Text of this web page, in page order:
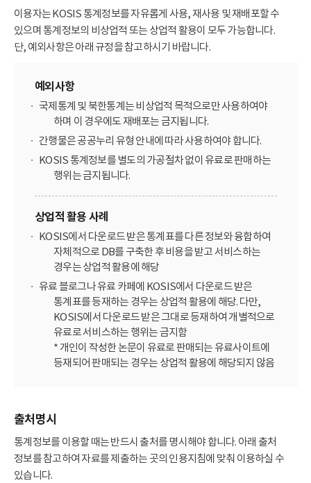
이용자는 KOSIS 통계정보를 자유롭게 사용, 재사용 및 재배포할 수
있으며 통계정보의 비상업적 또는 상업적 활용이 모두 가능합니다.
단, 예외사항은 아래 규정을 참고하시기 바랍니다.
예외사항
국제통계 및 북한통계는 비상업적 목적으로만 사용하여야
하며 이 경우에도 재배포는 금지됩니다.
간행물은 공공누리 유형 안내에 따라 사용하여야 합니다.
KOSIS 통계정보를 별도의 가공절차 없이 유료로 판매하는
행위는 금지됩니다.
상업적 활용 사례
KOSIS에서 다운로드 받은 통계표를 다른 정보와 융합하여
자체적으로 DB를 구축한 후 비용을 받고 서비스하는
경우는 상업적 활용에 해당
유료 블로그나 유료 카페에 KOSIS에서 다운로드 받은
통계표를 등재하는 경우는 상업적 활용에 해당. 다만,
KOSIS에서 다운로드 받은 그대로 등재하여 개별적으로
유료로 서비스하는 행위는 금지함
* 개인이 작성한 논문이 유료로 판매되는 유료사이트에
등재되어 판매되는 경우는 상업적 활용에 해당되지 않음
출처명시
통계정보를 이용할 때는 반드시 출처를 명시해야 합니다. 아래 출처
정보를 참고하여 자료를 제출하는 곳의 인용지침에 맞춰 이용하실 수
있습니다.